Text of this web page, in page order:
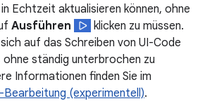
Echtzeit aktualisieren können, ohne
Ausführen
klicken zu müssen.
auf das Schreiben von UI-Code
ohne ständig unterbrochen zu
Informationen finden Sie im
Bearbeitung (experimentell).